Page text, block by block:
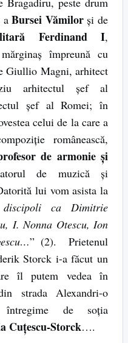
aBursei Vămilorşi de
Ferdinand I,
împreună cu
Giullio Magni, arhitect
arhitectul şef al
şef al Romei; în
celui de la care a
românească,
de armonie şi
de muzică şi
lui vom asista la
ca Dimitrie
I. Nonna Otescu, Ion
” (2). Prietenul
Storck i-a făcut un
îl putem vedea în
strada Alexandri-o
de soţia
Cuţescu-Storck….